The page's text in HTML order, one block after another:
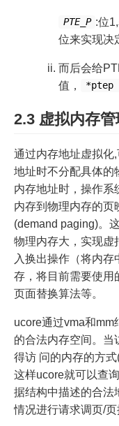
PTE_P :位
位来实现决
而后会给
值，
*ptep
2.3 虚拟内存管
通过内存地址虚拟化
地址时不分配具体的
内存地址时，操作系
内存到物理内存的页
(demand paging)。
物理内存大，实现虚
入换出操作（将内
存，将目前需要使用
页面替换算法等。
ucore通过vma和mm
的合法内存空间。当
得访 问的内存的方
这样ucore就可以查
据结构中描述的合法
情况进行请求调页/